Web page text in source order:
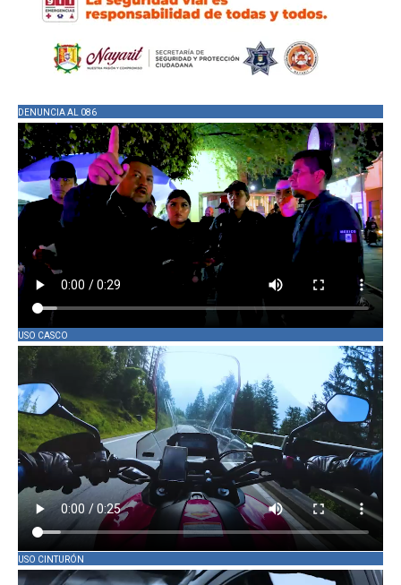
DENUNCIA AL 086
USO CASCO
USO CINTURÓN